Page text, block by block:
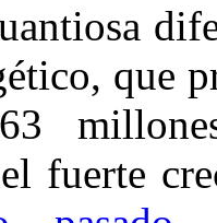
que
fuerte